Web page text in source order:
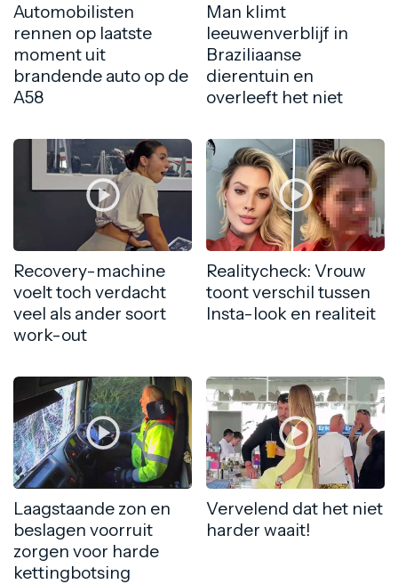
Automobilisten
rennen op laatste
moment uit
brandende auto op de
A58
Man klimt
leeuwenverblijf in
Braziliaanse
dierentuin en
overleeft het niet
Recovery-machine
voelt toch verdacht
veel als ander soort
work-out
Realitycheck: Vrouw
toont verschil tussen
Insta-look en realiteit
Laagstaande zon en
beslagen voorruit
zorgen voor harde
kettingbotsing
Vervelend dat het niet
harder waait!